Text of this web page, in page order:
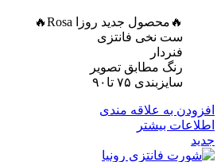
🔥محصول جدید روزا Rosa🔥
ست نخی فانتزی
فنردار
رنگ مطابق تصویر
سایزبندی ۷۵ تا۹۰
افزودن به علاقه مندی
اطلاعات بیشتر
جدید